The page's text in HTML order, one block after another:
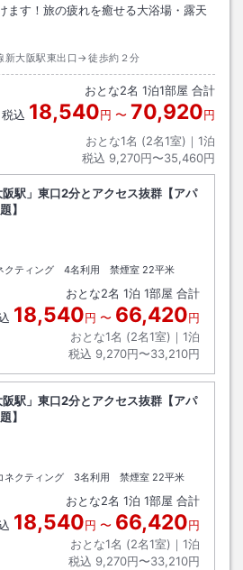
ます！旅の疲れを癒せる大浴場・露天
新大阪駅東出口→徒歩約２分
おとな2名 1泊1部屋 合計
税込 18,540円 〜 70,920円
おとな1名 (2名1室)｜ 1泊
税込 9,270円〜35,460円
阪駅」東口2分とアクセス抜群【アパ
】
ト
ネクティング 4名利用 禁煙室 22平米
おとな2名 1泊 1部屋 合計
18,540円 〜 66,420円
おとな1名 (2名1室)｜ 1泊
税込 9,270円〜33,210円
阪駅」東口2分とアクセス抜群【アパ
】
ト
ネクティング 3名利用 禁煙室 22平米
おとな2名 1泊 1部屋 合計
18,540円 〜 66,420円
おとな1名 (2名1室)｜ 1泊
税込 9,270円〜33,210円